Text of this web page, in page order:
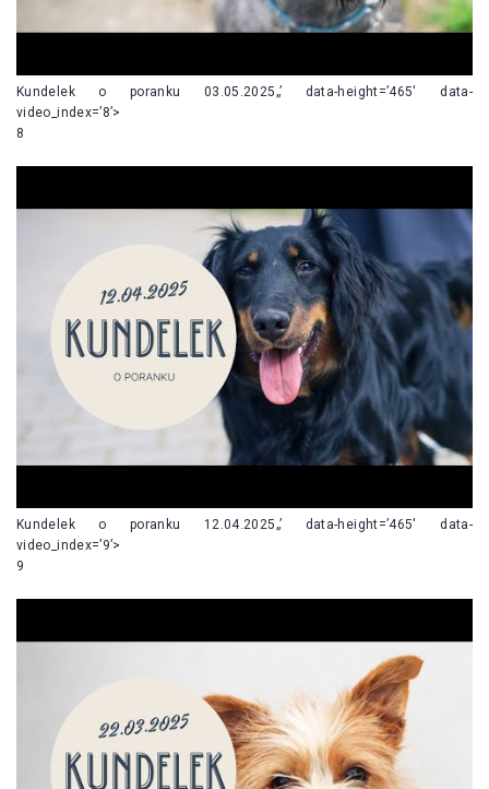
Kundelek o poranku 03.05.2025„’ data-height=’465′ data-
video_index=’8’>
8
Kundelek o poranku 12.04.2025„’ data-height=’465′ data-
video_index=’9’>
9